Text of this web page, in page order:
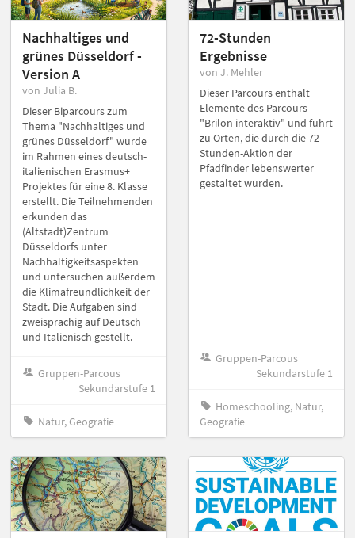
Nachhaltiges und
grünes Düsseldorf -
Version A
von Julia B.
Dieser Biparcours zum
Thema "Nachhaltiges und
grünes Düsseldorf" wurde
im Rahmen eines deutsch-
italienischen Erasmus+
Projektes für eine 8. Klasse
erstellt. Die Teilnehmenden
erkunden das
(Altstadt)Zentrum
Düsseldorfs unter
Nachhaltigkeitsaspekten
und untersuchen außerdem
die Klimafreundlichkeit der
Stadt. Die Aufgaben sind
zweisprachig auf Deutsch
und Italienisch gestellt.
Gruppen-Parcous
Sekundarstufe 1
Natur, Geografie
72-Stunden
Ergebnisse
von J. Mehler
Dieser Parcours enthält
Elemente des Parcours
"Brilon interaktiv" und führt
zu Orten, die durch die 72-
Stunden-Aktion der
Pfadfinder lebenswerter
gestaltet wurden.
Gruppen-Parcous
Sekundarstufe 1
Homeschooling, Natur,
Geografie